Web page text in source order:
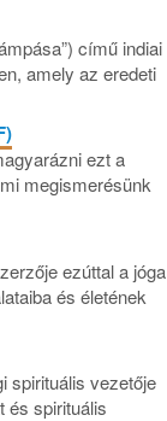
című indiai
amely az eredeti
ezt a
megismerésünk
ezúttal a jóga
és életének
spirituális vezetője
és spirituális